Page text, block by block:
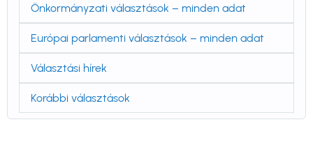
Önkormányzati választások – minden adat
Európai parlamenti választások – minden adat
Választási hírek
Korábbi választások